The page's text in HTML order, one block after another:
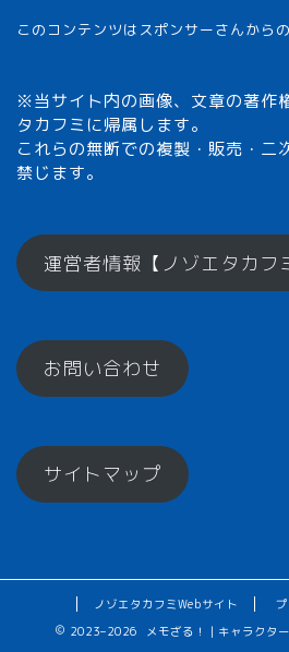
このコンテンツはスポンサーさんから
※当サイト内の画像、文章の著作
タカフミに帰属します。
これらの無断での複製・販売・二
禁じます。
運営者情報【ノゾエタカフ
お問い合わせ
サイトマップ
ノゾエタカフミWebサイト
2023–2026 メモざる！｜キャラクタ